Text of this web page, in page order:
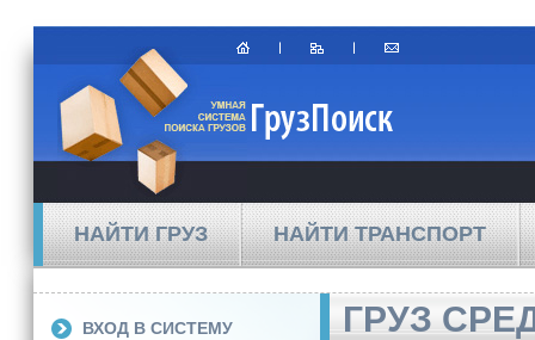
НАЙТИ ГРУЗ НАЙТИ ТРАНСПОРТ
ВХОД В СИСТЕМУ ГРУЗ